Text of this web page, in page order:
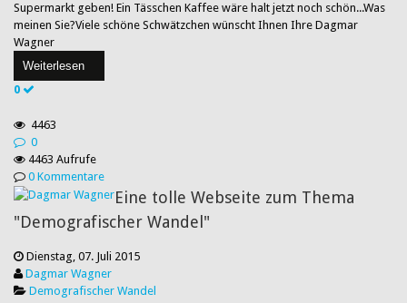
Supermarkt geben! Ein Tässchen Kaffee wäre halt jetzt noch schön...Was
meinen Sie?Viele schöne Schwätzchen wünscht Ihnen Ihre Dagmar
Wagner
Weiterlesen
0
4463
0
4463 Aufrufe
0 Kommentare
Eine tolle Webseite zum Thema
"Demografischer Wandel"
Dienstag, 07. Juli 2015
Dagmar Wagner
Demografischer Wandel